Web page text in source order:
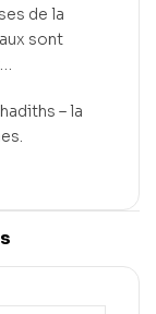
de la
sont
– la